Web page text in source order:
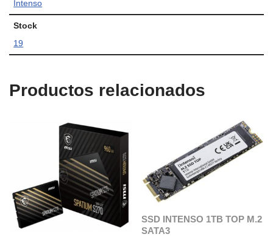
Intenso
Stock
19
Productos relacionados
SSD INTENSO 1TB TOP M.2
SATA3